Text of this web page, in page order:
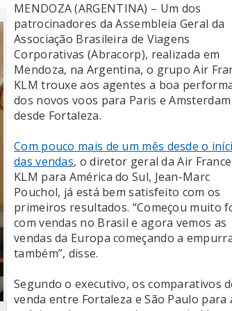
MENDOZA (ARGENTINA) – Um dos
patrocinadores da Assembleia Geral da
Associação Brasileira de Viagens
Corporativas (Abracorp), realizada em
Mendoza, na Argentina, o grupo Air
KLM trouxe aos agentes a boa
dos novos voos para Paris e Amsterdam
desde Fortaleza.
Com pouco mais de um mês desde o
das vendas, o diretor geral da Air
KLM para América do Sul, Jean-Marc
Pouchol, já está bem satisfeito com os
primeiros resultados. “Começou muito
com vendas no Brasil e agora vemos as
vendas da Europa começando a
também”, disse.
Segundo o executivo, os comparativos
venda entre Fortaleza e São Paulo para